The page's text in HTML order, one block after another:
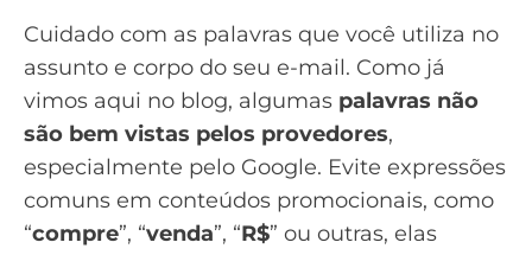
Cuidado com as palavras que você utiliza no
assunto e corpo do seu e-mail. Como já
vimos aqui no blog, algumas palavras não
são bem vistas pelos provedores,
especialmente pelo Google. Evite expressões
comuns em conteúdos promocionais, como
“compre”, “venda”, “R$” ou outras, elas